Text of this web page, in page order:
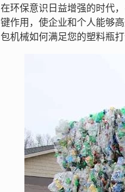
在环保意识日益增强的时代
键作用，使企业和个人能够
包机械如何满足您的塑料瓶打